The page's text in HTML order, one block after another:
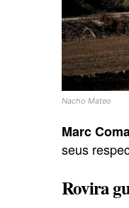
Nacho Mateo
Marc
seus
Rovira